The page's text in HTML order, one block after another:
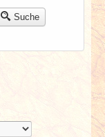
Suche